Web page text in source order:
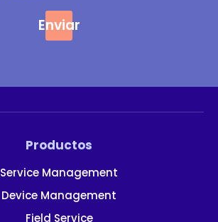
Enviar
Productos
Service Management
Device Management
Field Service